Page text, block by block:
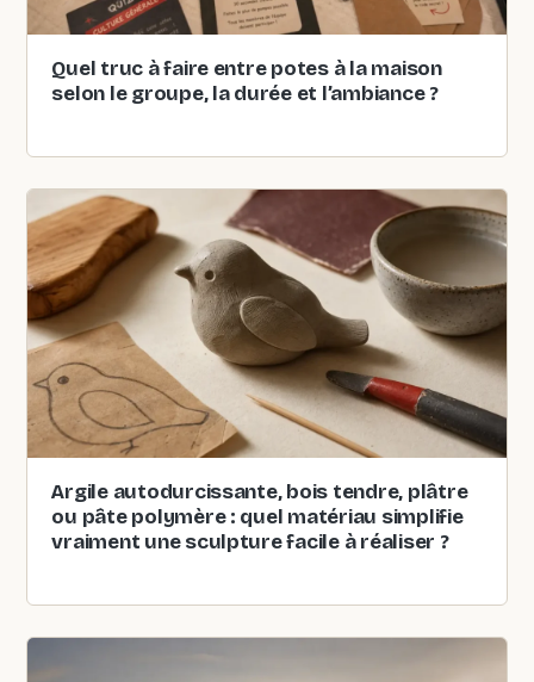
Quel truc à faire entre potes à la maison
selon le groupe, la durée et l’ambiance ?
Argile autodurcissante, bois tendre, plâtre
ou pâte polymère : quel matériau simplifie
vraiment une sculpture facile à réaliser ?